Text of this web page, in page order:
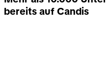
bereits auf Candis